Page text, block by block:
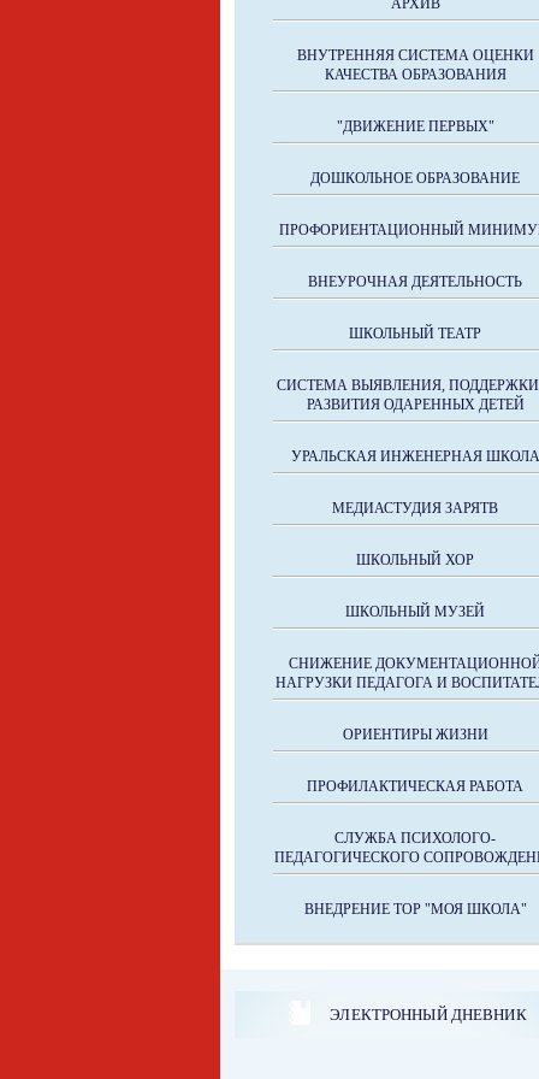
АРХИВ
ВНУТРЕННЯЯ СИСТЕМА ОЦЕНКИ
КАЧЕСТВА ОБРАЗОВАНИЯ
"ДВИЖЕНИЕ ПЕРВЫХ"
ДОШКОЛЬНОЕ ОБРАЗОВАНИЕ
ПРОФОРИЕНТАЦИОННЫЙ
ВНЕУРОЧНАЯ ДЕЯТЕЛЬНОСТЬ
ШКОЛЬНЫЙ ТЕАТР
СИСТЕМА ВЫЯВЛЕНИЯ,
РАЗВИТИЯ ОДАРЕННЫХ ДЕТЕЙ
УРАЛЬСКАЯ ИНЖЕНЕРНАЯ ШКОЛА
МЕДИАСТУДИЯ ЗАРЯТВ
ШКОЛЬНЫЙ ХОР
ШКОЛЬНЫЙ МУЗЕЙ
СНИЖЕНИЕ
НАГРУЗКИ ПЕДАГОГА И
ОРИЕНТИРЫ ЖИЗНИ
ПРОФИЛАКТИЧЕСКАЯ РАБОТА
СЛУЖБА ПСИХОЛОГО-
ПЕДАГОГИЧЕСКОГО
ВНЕДРЕНИЕ ТОР "МОЯ ШКОЛА"
ЭЛЕКТРОННЫЙ ДНЕВНИК